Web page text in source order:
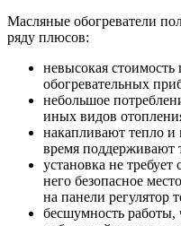
Масляные обогреватели
ряду плюсов:
невысокая
обогревательных
небольшое
иных видов
накапливают тепло и
время поддерживают
установка не
него безопасное
на панели регулятор
бесшумность работы,